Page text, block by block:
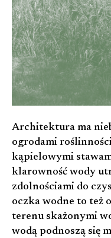
Architektura ma
ogrodami
kąpielowymi
klarowność wody
zdolnościami do
oczka wodne to też
terenu skażonymi
wodą podnoszą się